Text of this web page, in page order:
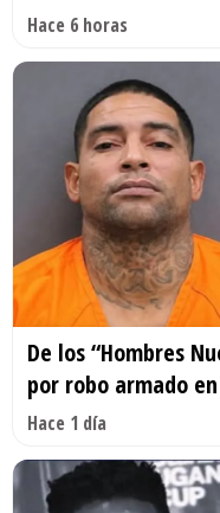
Hace 6 horas
De los “Hombres
por robo armado
Hace 1 día